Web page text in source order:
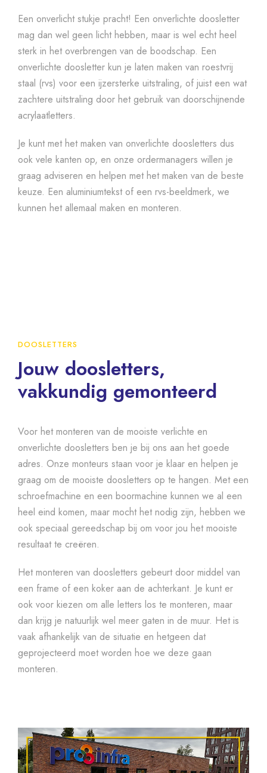
Een onverlicht stukje pracht! Een onverlichte doosletter
mag dan wel geen licht hebben, maar is wel echt heel
sterk in het overbrengen van de boodschap. Een
onverlichte doosletter kun je laten maken van roestvrij
staal (rvs) voor een ijzersterke uitstraling, of juist een wat
zachtere uitstraling door het gebruik van doorschijnende
acrylaatletters.
Je kunt met het maken van onverlichte doosletters dus
ook vele kanten op, en onze ordermanagers willen je
graag adviseren en helpen met het maken van de beste
keuze. Een aluminiumtekst of een rvs-beeldmerk, we
kunnen het allemaal maken en monteren.
DOOSLETTERS
Jouw doosletters,
vakkundig gemonteerd
Voor het monteren van de mooiste verlichte en
onverlichte doosletters ben je bij ons aan het goede
adres. Onze monteurs staan voor je klaar en helpen je
graag om de mooiste doosletters op te hangen. Met een
schroefmachine en een boormachine kunnen we al een
heel eind komen, maar mocht het nodig zijn, hebben we
ook speciaal gereedschap bij om voor jou het mooiste
resultaat te creëren.
Het monteren van doosletters gebeurt door middel van
een frame of een koker aan de achterkant. Je kunt er
ook voor kiezen om alle letters los te monteren, maar
dan krijg je natuurlijk wel meer gaten in de muur. Het is
vaak afhankelijk van de situatie en hetgeen dat
geprojecteerd moet worden hoe we deze gaan
monteren.